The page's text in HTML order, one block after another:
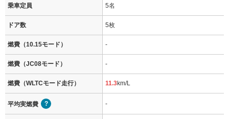
乗車定員 5名
ドア数 5枚
燃費（10.15モード） -
燃費（JC08モード） -
燃費（WLTCモード走行） 11.3km/L
平均実燃費 -